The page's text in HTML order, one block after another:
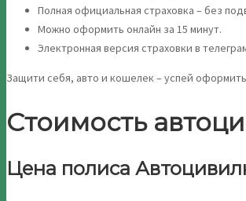
Полная официальная страховка – без
Можно оформить онлайн за 15 минут.
Электронная версия страховки в
Защити себя, авто и кошелек – успей
Стоимость
Цена полиса